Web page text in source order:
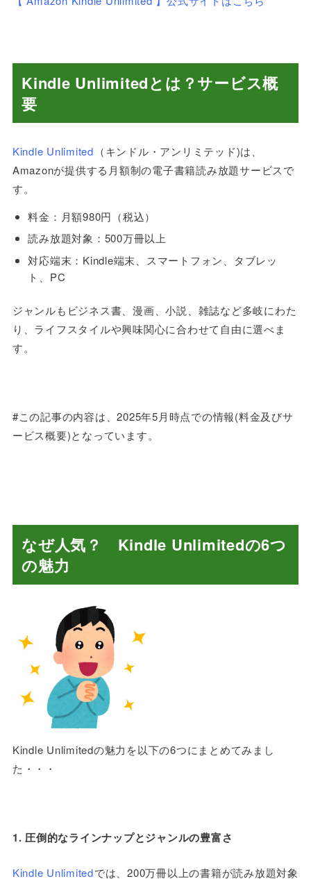
Kindle Unlimitedとは？サービス概
要
Kindle Unlimited （キンドル・アンリミテッド)は、
Amazonが提供する月額制の電子書籍読み放題サービスで
す。
料金：月額980円（税込）
読み放題対象：500万冊以上
対応端末：Kindle端末、スマートフォン、タブレッ
ト、PC
ジャンルもビジネス書、漫画、小説、雑誌など多岐にわた
り、ライフスタイルや興味関心に合わせて自由に選べま
す。
#この記事の内容は、2025年5月時点での情報(料金及びサ
ービス概要)となっています。
なぜ人気？ Kindle Unlimitedの6つ
の魅力
Kindle Unlimitedの魅力を以下の6つにまとめてみまし
た・・・
1. 圧倒的なラインナップとジャンルの豊富さ
Kindle Unlimitedでは、200万冊以上の書籍が読み放題対象